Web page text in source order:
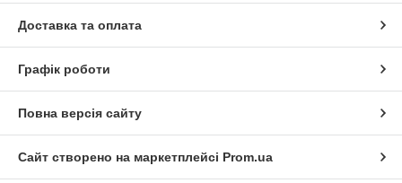
Доставка та оплата
Графік роботи
Повна версія сайту
Сайт створено на маркетплейсі Prom.ua